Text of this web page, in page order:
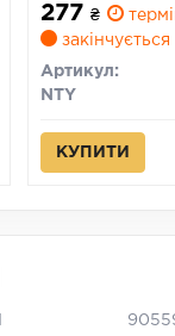
277 ₴
закінчується
Артикул:
NTY
КУПИТИ